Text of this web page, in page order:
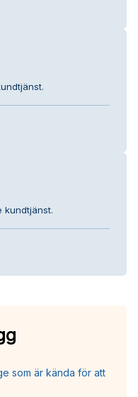
kundtjänst.
som är kända för att